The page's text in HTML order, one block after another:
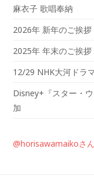
麻衣子 歌唱奉納
2026年 新年のご挨拶
2025年 年末のご挨拶
12/29 NHK大河ドラ
Disney+『スター・
加
@horisawamaikoさ